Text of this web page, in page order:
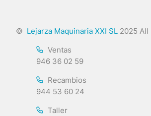
© Lejarza Maquinaria XXI SL 2025
Ventas
946 36 02 59
Recambios
944 53 60 24
Taller